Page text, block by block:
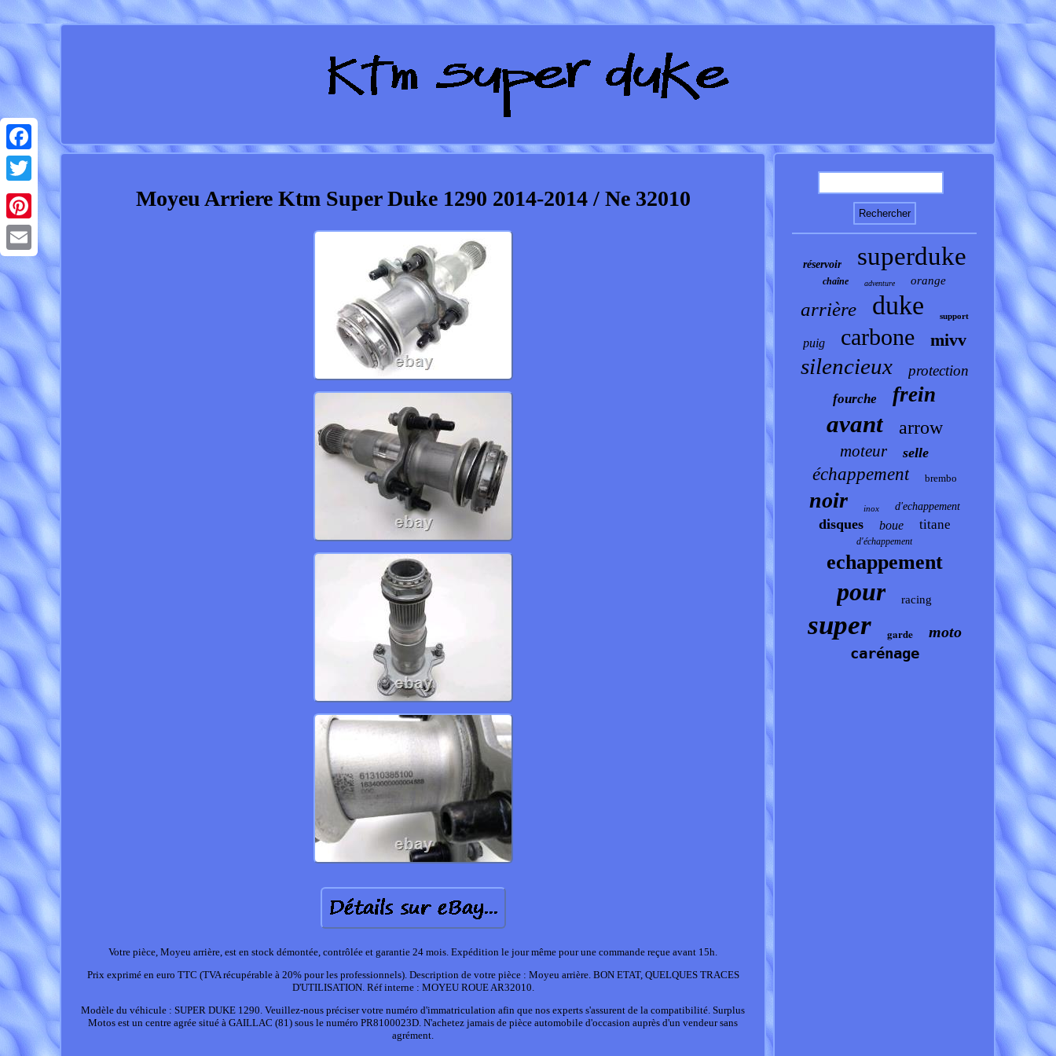
Facebook
Twitter
Pinterest
Email
Moyeu Arriere Ktm Super Duke 1290 2014-2014 / Ne 32010
Votre pièce, Moyeu arrière, est en stock démontée, contrôlée et garantie 24 mois. Expédition le jour même pour une commande reçue avant 15h.
Prix exprimé en euro TTC (TVA récupérable à 20% pour les professionnels). Description de votre pièce : Moyeu arrière. BON ETAT, QUELQUES TRACES
D'UTILISATION. Réf interne : MOYEU ROUE AR32010.
Modèle du véhicule : SUPER DUKE 1290. Veuillez-nous préciser votre numéro d'immatriculation afin que nos experts s'assurent de la compatibilité. Surplus
Motos est un centre agrée situé à GAILLAC (81) sous le numéro PR8100023D. N'achetez jamais de pièce automobile d'occasion auprès d'un vendeur sans
agrément.
réservoir superduke
chaîne adventure orange
arrière duke support
puig carbone mivv
silencieux protection
fourche frein
avant arrow
moteur selle
échappement brembo
noir inox d'echappement
disques boue titane
d'échappement
echappement
pour racing
super garde
moto
carénage